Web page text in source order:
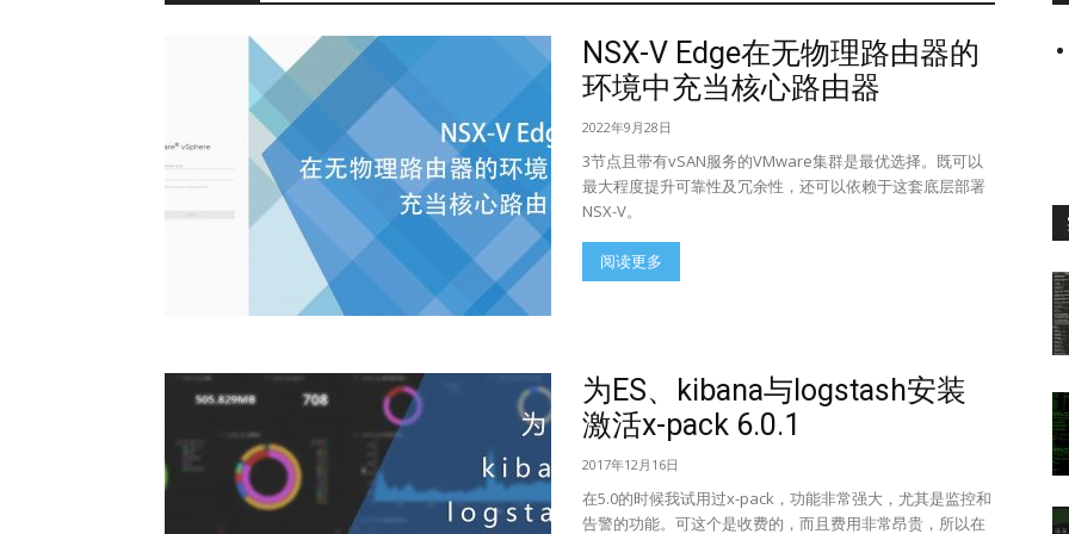
NSX-V Edge在无物理路由器的
环境中充当核心路由器
2022年9月28日
3节点且带有vSAN服务的VMware集群是最优选择。既可以
最大程度提升可靠性及冗余性，还可以依赖于这套底层部署
NSX-V。
阅读更多
为ES、kibana与logstash安装
激活x-pack 6.0.1
2017年12月16日
在5.0的时候我试用过x-pack，功能非常强大，尤其是监控和
告警的功能。可这个是收费的，而且费用非常昂贵，所以在